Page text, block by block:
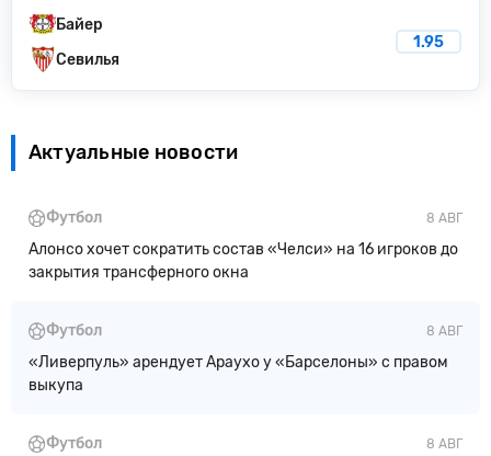
Байер
Севилья
1.95
Актуальные новости
8 АВГ
Футбол
Алонсо хочет сократить состав «Челси» на 16 игроков до
закрытия трансферного окна
8 АВГ
Футбол
«Ливерпуль» арендует Араухо у «Барселоны» с правом
выкупа
8 АВГ
Футбол